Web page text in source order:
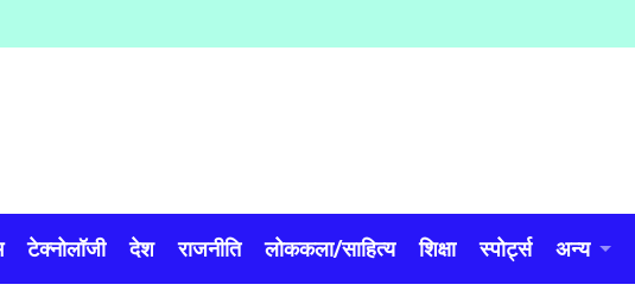
टेक्नोलॉजी देश राजनीति लोककला/साहित्य शिक्षा स्पोर्ट्स अन्य